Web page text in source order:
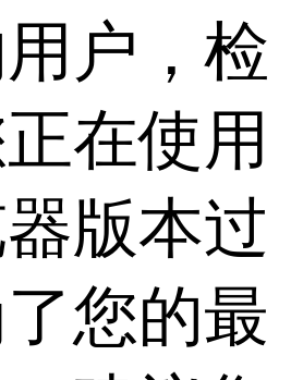
户，检
在使用
版本过
您的最